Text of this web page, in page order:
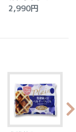
セット
2,990円